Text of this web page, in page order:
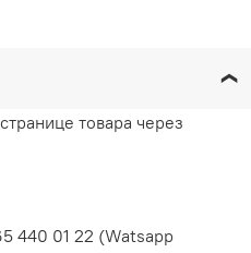
товара через
440 01 22 (Watsapp